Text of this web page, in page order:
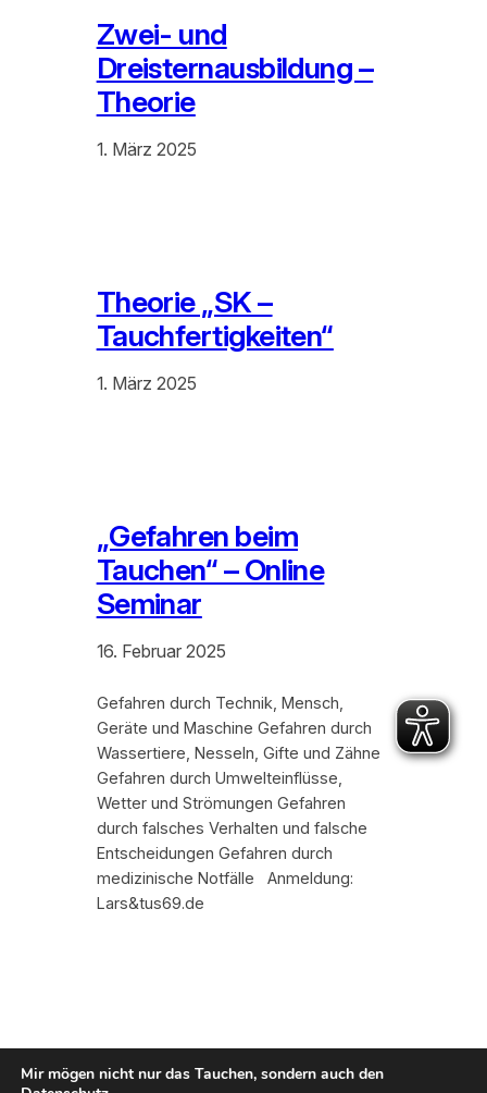
Zwei- und
Dreisternausbildung –
Theorie
1. März 2025
Theorie „SK –
Tauchfertigkeiten“
1. März 2025
„Gefahren beim
Tauchen“ – Online
Seminar
16. Februar 2025
Gefahren durch Technik, Mensch,
Geräte und Maschine Gefahren durch
Wassertiere, Nesseln, Gifte und Zähne
Gefahren durch Umwelteinflüsse,
Wetter und Strömungen Gefahren
durch falsches Verhalten und falsche
Entscheidungen Gefahren durch
medizinische Notfälle Anmeldung:
Lars&tus69.de
Mir mögen nicht nur das Tauchen, sondern auch den